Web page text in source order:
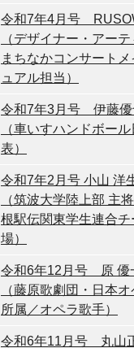
令和7年4月号
（デザイナー・アー
まちなかコンサート
ュアル担当）
令和7年3月号 伊藤優
（車いすハンドボー
表）
令和7年2月号 小山 洋
（筑波大学陸上部 主
根駅伝関東学生連合チ
場）
令和6年12月号 原 優
（藤原歌劇団・日本
所属／オペラ歌手）
令和6年11月号 丸山